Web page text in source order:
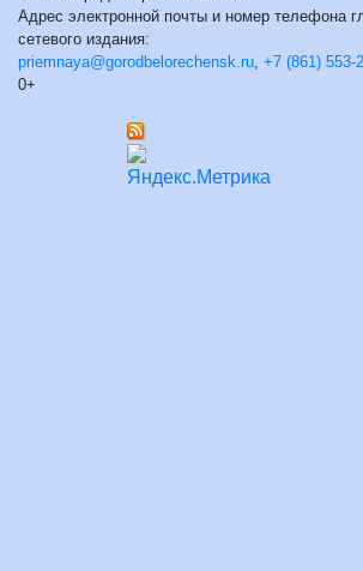
Адрес электронной почты и номер телефона
сетевого издания:
priemnaya@gorodbelorechensk.ru, +7 (861) 553-
0+